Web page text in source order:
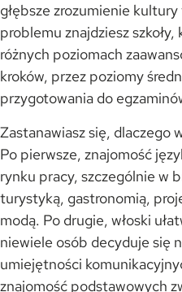
głębsze zrozumienie
problemu znajdziesz
różnych poziomach
kroków, przez poziomy
przygotowania do
Zastanawiasz się, dlaczego
Po pierwsze, znajomość
rynku pracy, szczególnie w
turystyką, gastronomią,
modą. Po drugie, włoski
niewiele osób decyduje się
umiejętności
znajomość podstawowych